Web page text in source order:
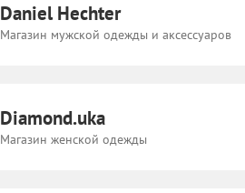
Daniel Hechter
Магазин мужской одежды и аксессуаров
Diamond.uka
​Магазин женской одежды